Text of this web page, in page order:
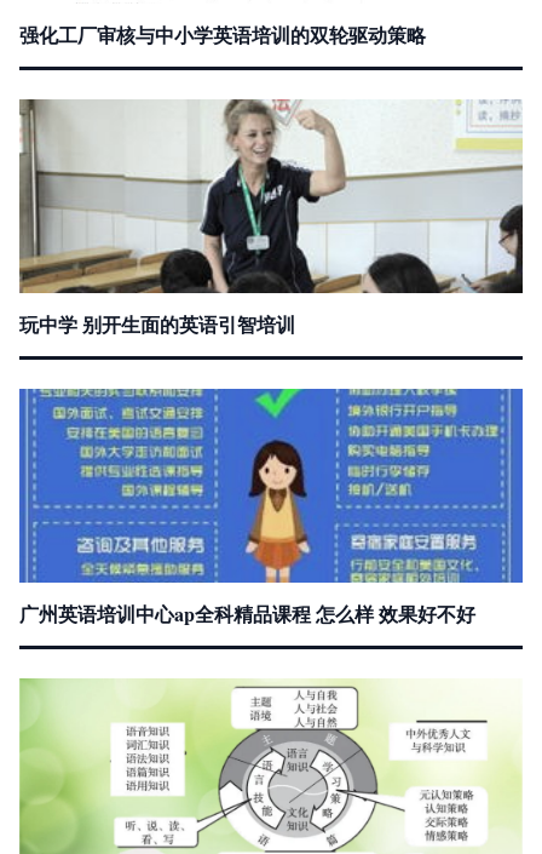
强化工厂审核与中小学英语培训的双轮驱动策略
玩中学 别开生面的英语引智培训
广州英语培训中心ap全科精品课程 怎么样 效果好不好